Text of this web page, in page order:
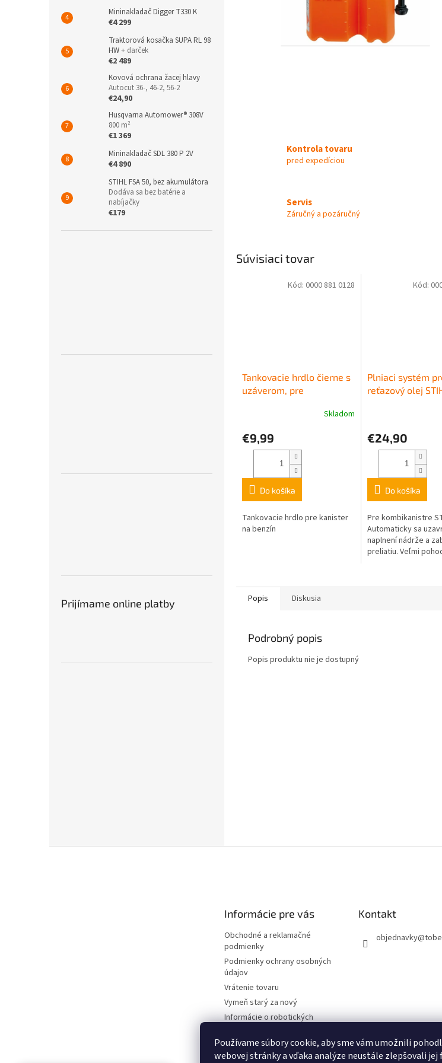
Používame súbory cookie, aby sme vám umožnili
webovej stránky a vďaka analýze neustále zlepšovali jej
Mininakladač Digger T330 K
€4 299
Traktorová kosačka SUPA RL 98
HW+ darček
€2 489
Kovová ochrana žacej hlavy
Autocut 36-, 46-2, 56-2
€24,90
Husqvarna Automower® 308V
800 m²
€1 369
Mininakladač SDL 380 P 2V
€4 890
STIHL FSA 50, bez akumulátora
Dodáva sa bez batérie a
nabíjačky
€179
Prijímame online platby
Kontrola tovaru
pred expedíciou
Servis
Záručný a pozáručný
Súvisiaci tovar
Tankovacie hrdlo čierne s
uzáverom, pre
Skladom
€9,99
Do košíka
Tankovacie hrdlo pre kanister
na benzín
Kód: 0000 881 0128
Plniaci systém
reťazový olej
€24,90
Do košíka
Pre kombikanistre
Automaticky sa
naplnení nádrže a
preliatiu. Veľmi
Kód:
Popis Diskusia
Podrobný popis
Popis produktu nie je dostupný
Informácie pre vás
Obchodné a reklamačné
podmienky
Podmienky ochrany osobných
údajov
Vrátenie tovaru
Vymeň starý za nový
Informácie o robotických
Požičovňa - Technické
dokumentácie
Kontakt
objednavky@